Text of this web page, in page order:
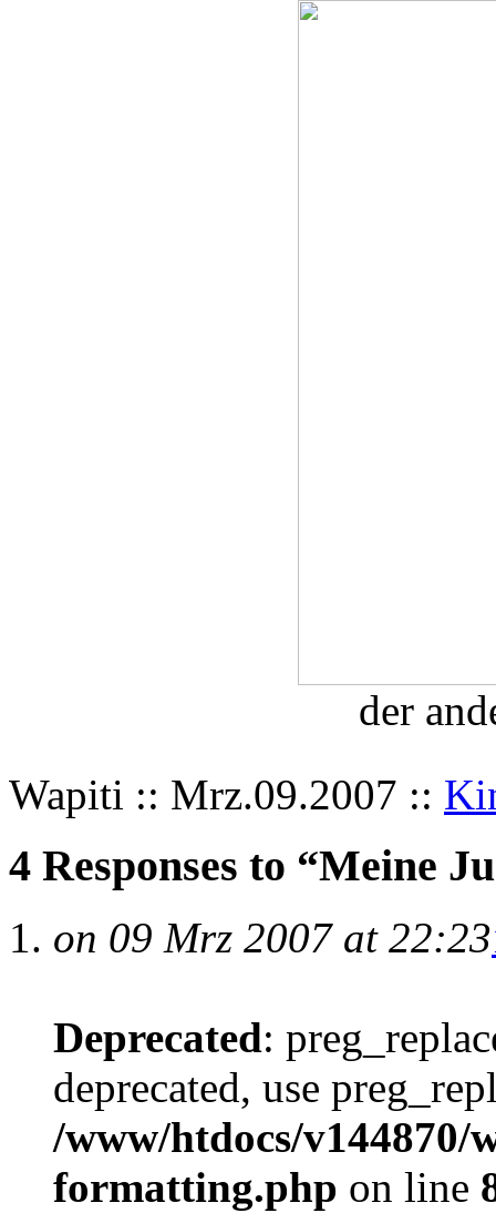
der
Wapiti :: Mrz.09.2007 ::
4 Responses to “Meine
on 09 Mrz 2007 at 22:23
Deprecated:
deprecated, use
/www/htdocs/v144870/
formatting.php on line